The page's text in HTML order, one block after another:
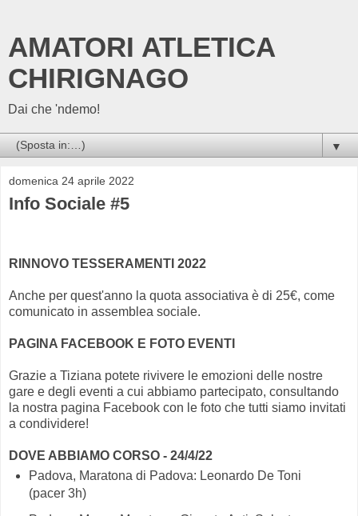
AMATORI ATLETICA
CHIRIGNAGO
Dai che 'ndemo!
▼
domenica 24 aprile 2022
Info Sociale #5
RINNOVO TESSERAMENTI 2022
Anche per quest'anno la quota associativa è di 25€, come
comunicato in assemblea sociale.
PAGINA FACEBOOK E FOTO EVENTI
Grazie a Tiziana potete rivivere le emozioni delle nostre
gare e degli eventi a cui abbiamo partecipato, consultando
la nostra pagina Facebook con le foto che tutti siamo invitati
a condividere!
DOVE ABBIAMO CORSO - 24/4/22
Padova, Maratona di Padova: Leonardo De Toni
(pacer 3h)